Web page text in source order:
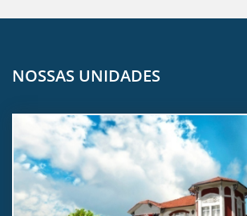
NOSSAS UNIDADES